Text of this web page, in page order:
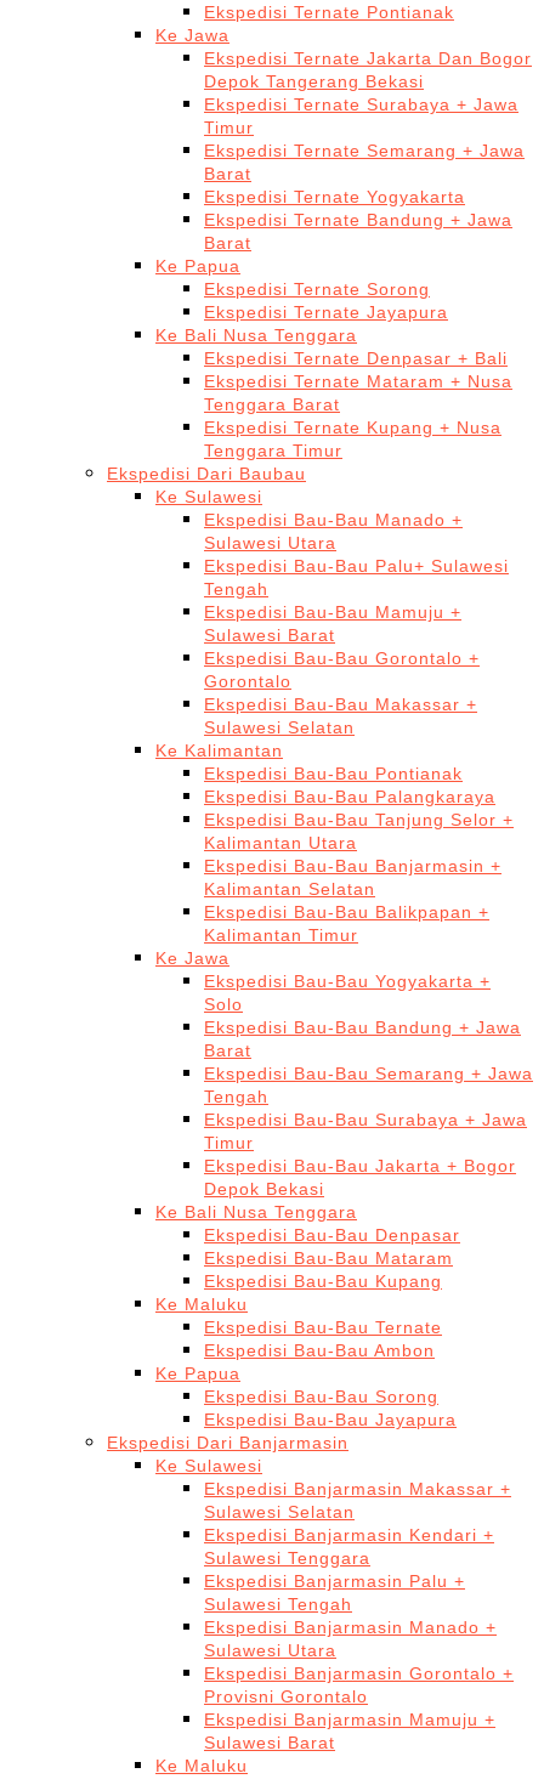
Ekspedisi Ternate Pontianak
Ke Jawa
Ekspedisi Ternate Jakarta Dan Bogor
Depok Tangerang Bekasi
Ekspedisi Ternate Surabaya + Jawa
Timur
Ekspedisi Ternate Semarang + Jawa
Barat
Ekspedisi Ternate Yogyakarta
Ekspedisi Ternate Bandung + Jawa
Barat
Ke Papua
Ekspedisi Ternate Sorong
Ekspedisi Ternate Jayapura
Ke Bali Nusa Tenggara
Ekspedisi Ternate Denpasar + Bali
Ekspedisi Ternate Mataram + Nusa
Tenggara Barat
Ekspedisi Ternate Kupang + Nusa
Tenggara Timur
Ekspedisi Dari Baubau
Ke Sulawesi
Ekspedisi Bau-Bau Manado +
Sulawesi Utara
Ekspedisi Bau-Bau Palu+ Sulawesi
Tengah
Ekspedisi Bau-Bau Mamuju +
Sulawesi Barat
Ekspedisi Bau-Bau Gorontalo +
Gorontalo
Ekspedisi Bau-Bau Makassar +
Sulawesi Selatan
Ke Kalimantan
Ekspedisi Bau-Bau Pontianak
Ekspedisi Bau-Bau Palangkaraya
Ekspedisi Bau-Bau Tanjung Selor +
Kalimantan Utara
Ekspedisi Bau-Bau Banjarmasin +
Kalimantan Selatan
Ekspedisi Bau-Bau Balikpapan +
Kalimantan Timur
Ke Jawa
Ekspedisi Bau-Bau Yogyakarta +
Solo
Ekspedisi Bau-Bau Bandung + Jawa
Barat
Ekspedisi Bau-Bau Semarang + Jawa
Tengah
Ekspedisi Bau-Bau Surabaya + Jawa
Timur
Ekspedisi Bau-Bau Jakarta + Bogor
Depok Bekasi
Ke Bali Nusa Tenggara
Ekspedisi Bau-Bau Denpasar
Ekspedisi Bau-Bau Mataram
Ekspedisi Bau-Bau Kupang
Ke Maluku
Ekspedisi Bau-Bau Ternate
Ekspedisi Bau-Bau Ambon
Ke Papua
Ekspedisi Bau-Bau Sorong
Ekspedisi Bau-Bau Jayapura
Ekspedisi Dari Banjarmasin
Ke Sulawesi
Ekspedisi Banjarmasin Makassar +
Sulawesi Selatan
Ekspedisi Banjarmasin Kendari +
Sulawesi Tenggara
Ekspedisi Banjarmasin Palu +
Sulawesi Tengah
Ekspedisi Banjarmasin Manado +
Sulawesi Utara
Ekspedisi Banjarmasin Gorontalo +
Provisni Gorontalo
Ekspedisi Banjarmasin Mamuju +
Sulawesi Barat
Ke Maluku